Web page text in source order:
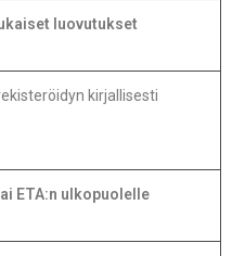
luovutukset
kirjallisesti
ETA:n ulkopuolelle